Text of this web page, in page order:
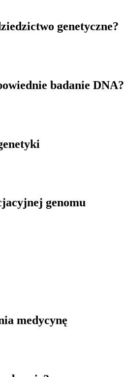
genetyczne?
badanie DNA?
genomu
medycynę